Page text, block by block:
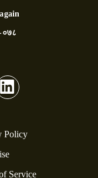
०७८
Policy
Service